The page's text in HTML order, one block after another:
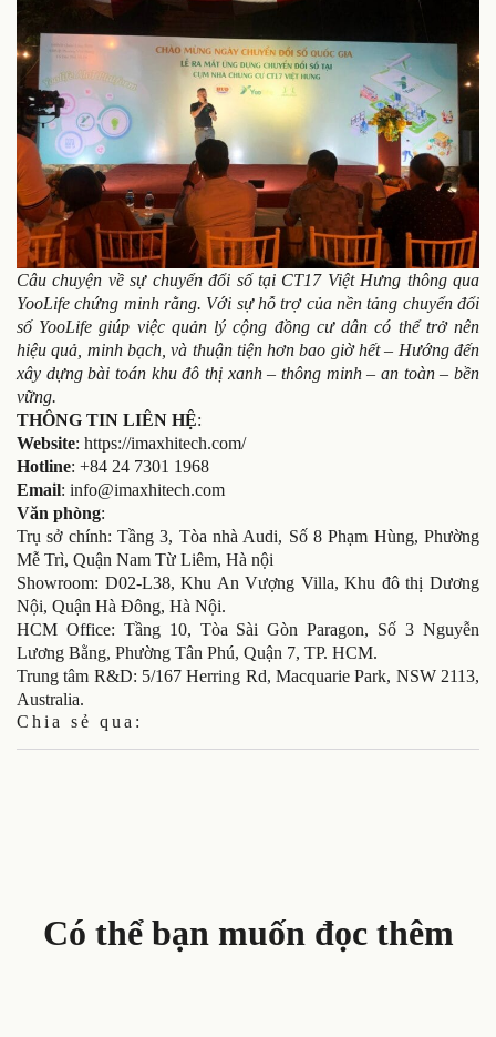
Câu chuyện về sự chuyển đổi số tại CT17 Việt Hưng thông qua
YooLife chứng minh rằng. Với sự hỗ trợ của nền tảng chuyển đổi
số YooLife giúp việc quản lý cộng đồng cư dân có thể trở nên
hiệu quả, minh bạch, và thuận tiện hơn bao giờ hết – Hướng đến
xây dựng bài toán khu đô thị xanh – thông minh – an toàn – bền
vững.
THÔNG TIN LIÊN HỆ:
Website: https://imaxhitech.com/
Hotline: +84 24 7301 1968
Email: info@imaxhitech.com
Văn phòng:
Trụ sở chính: Tầng 3, Tòa nhà Audi, Số 8 Phạm Hùng, Phường
Mễ Trì, Quận Nam Từ Liêm, Hà nội
Showroom: D02-L38, Khu An Vượng Villa, Khu đô thị Dương
Nội, Quận Hà Đông, Hà Nội.
HCM Office: Tầng 10, Tòa Sài Gòn Paragon, Số 3 Nguyễn
Lương Bằng, Phường Tân Phú, Quận 7, TP. HCM.
Trung tâm R&D: 5/167 Herring Rd, Macquarie Park, NSW 2113,
Australia.
Chia sẻ qua:
Có thể bạn muốn đọc thêm